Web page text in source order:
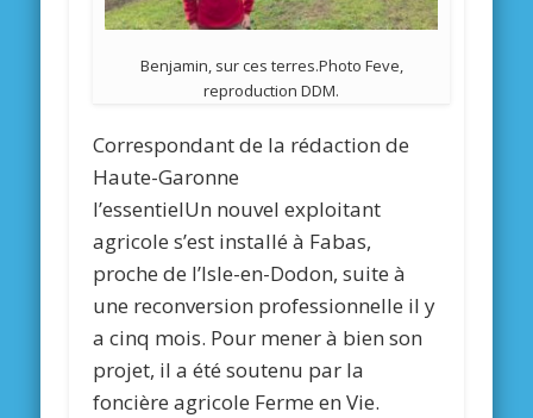
Benjamin, sur ces terres.Photo Feve,
reproduction DDM.
Correspondant de la rédaction de
Haute-Garonne
l’essentielUn nouvel exploitant
agricole s’est installé à Fabas,
proche de l’Isle-en-Dodon, suite à
une reconversion professionnelle il y
a cinq mois. Pour mener à bien son
projet, il a été soutenu par la
foncière agricole Ferme en Vie.